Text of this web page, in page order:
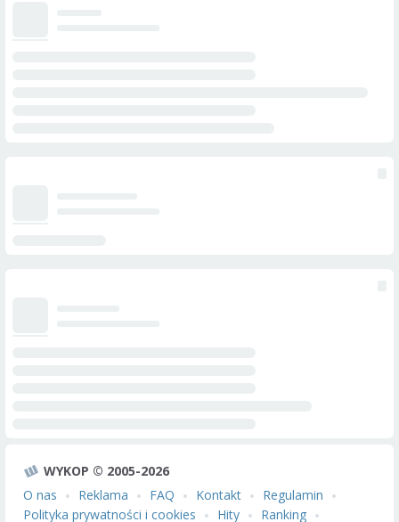
WYKOP © 2005-2026
O nas
Reklama FAQ Kontakt
Regulamin
Polityka prywatności i cookies
Hity Ranking